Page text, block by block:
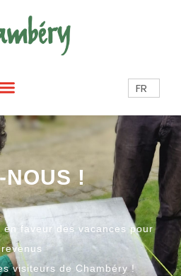
FR
NOUS !
faveur des vacances pour
visiteurs de Chambéry !